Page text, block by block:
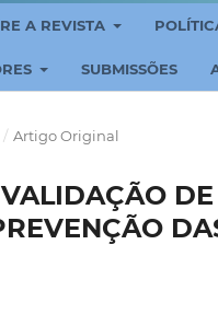
A REVISTA
SUBMISSÕES
/ Artigo Original